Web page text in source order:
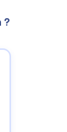
?